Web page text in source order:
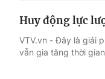
Huy động lực
VTV.vn - Đây là giải
vẫn gia tăng thời